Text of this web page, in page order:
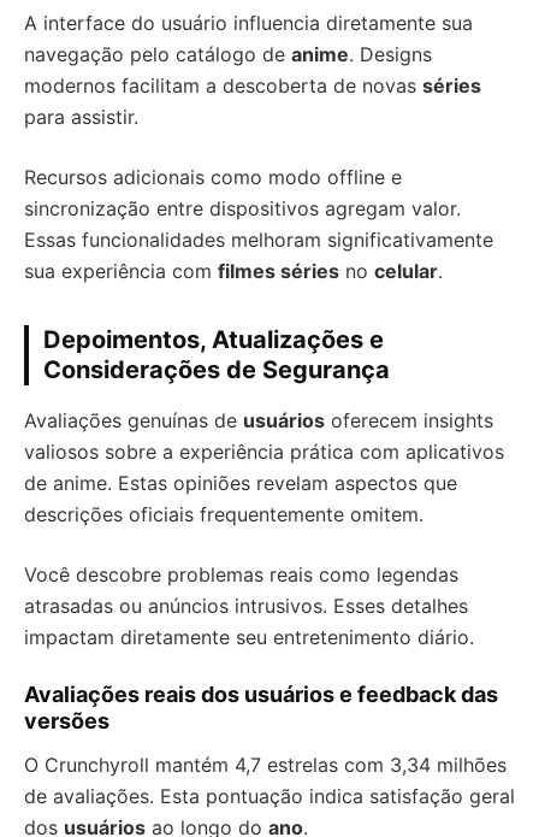
A interface do usuário influencia diretamente sua
navegação pelo catálogo de anime. Designs
modernos facilitam a descoberta de novas séries
para assistir.
Recursos adicionais como modo offline e
sincronização entre dispositivos agregam valor.
Essas funcionalidades melhoram significativamente
sua experiência com filmes séries no celular.
Depoimentos, Atualizações e
Considerações de Segurança
Avaliações genuínas de usuários oferecem insights
valiosos sobre a experiência prática com aplicativos
de anime. Estas opiniões revelam aspectos que
descrições oficiais frequentemente omitem.
Você descobre problemas reais como legendas
atrasadas ou anúncios intrusivos. Esses detalhes
impactam diretamente seu entretenimento diário.
Avaliações reais dos usuários e feedback das
versões
O Crunchyroll mantém 4,7 estrelas com 3,34 milhões
de avaliações. Esta pontuação indica satisfação geral
dos usuários ao longo do ano.